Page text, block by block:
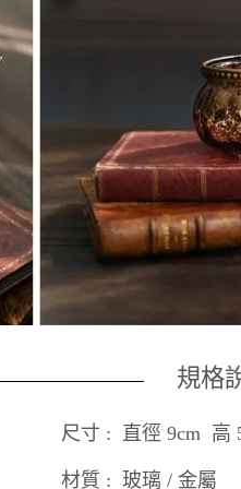
規格
尺寸 : 直徑 9cm 高
材質 : 玻璃 / 金屬